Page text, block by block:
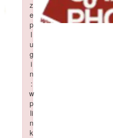
z
e
p
l
u
g
i
n
:
w
p
li
n
k